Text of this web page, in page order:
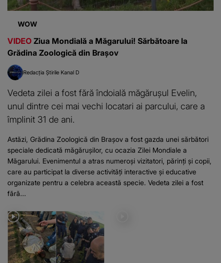
WOW
VIDEO Ziua Mondială a Măgarului! Sărbătoare la
Grădina Zoologică din Brașov
Redacția Știrile Kanal D
Vedeta zilei a fost fără îndoială măgărușul Evelin,
unul dintre cei mai vechi locatari ai parcului, care a
împlinit 31 de ani.
Astăzi, Grădina Zoologică din Brașov a fost gazda unei sărbători
speciale dedicată măgărușilor, cu ocazia Zilei Mondiale a
Măgarului. Evenimentul a atras numeroși vizitatori, părinți și copii,
care au participat la diverse activități interactive și educative
organizate pentru a celebra această specie. Vedeta zilei a fost
fără...